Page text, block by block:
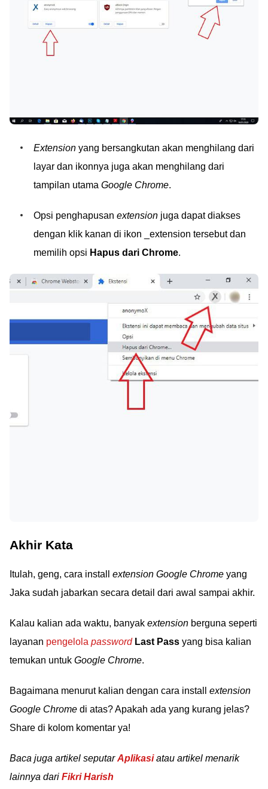
Extension yang bersangkutan akan menghilang dari
layar dan ikonnya juga akan menghilang dari
tampilan utama Google Chrome.
Opsi penghapusan extension juga dapat diakses
dengan klik kanan di ikon _extension tersebut dan
memilih opsi Hapus dari Chrome.
Akhir Kata
Itulah, geng, cara install extension Google Chrome yang
Jaka sudah jabarkan secara detail dari awal sampai akhir.
Kalau kalian ada waktu, banyak extension berguna seperti
layanan pengelola password Last Pass yang bisa kalian
temukan untuk Google Chrome.
Bagaimana menurut kalian dengan cara install extension
Google Chrome di atas? Apakah ada yang kurang jelas?
Share di kolom komentar ya!
Baca juga artikel seputarAplikasiatau artikel menarik
lainnya dari Fikri Harish